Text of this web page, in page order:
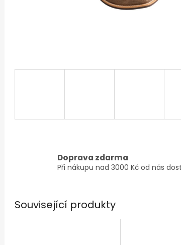
Doprava zdarma
Při nákupu nad 3000 Kč od nás
Související produkty